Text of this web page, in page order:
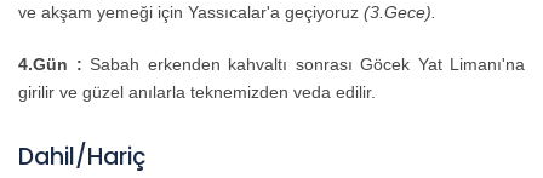
ve akşam yemeği için Yassıcalar'a geçiyoruz (3.Gece).
4.Gün : Sabah erkenden kahvaltı sonrası Göcek Yat Limanı'na
girilir ve güzel anılarla teknemizden veda edilir.
Dahil/Hariç